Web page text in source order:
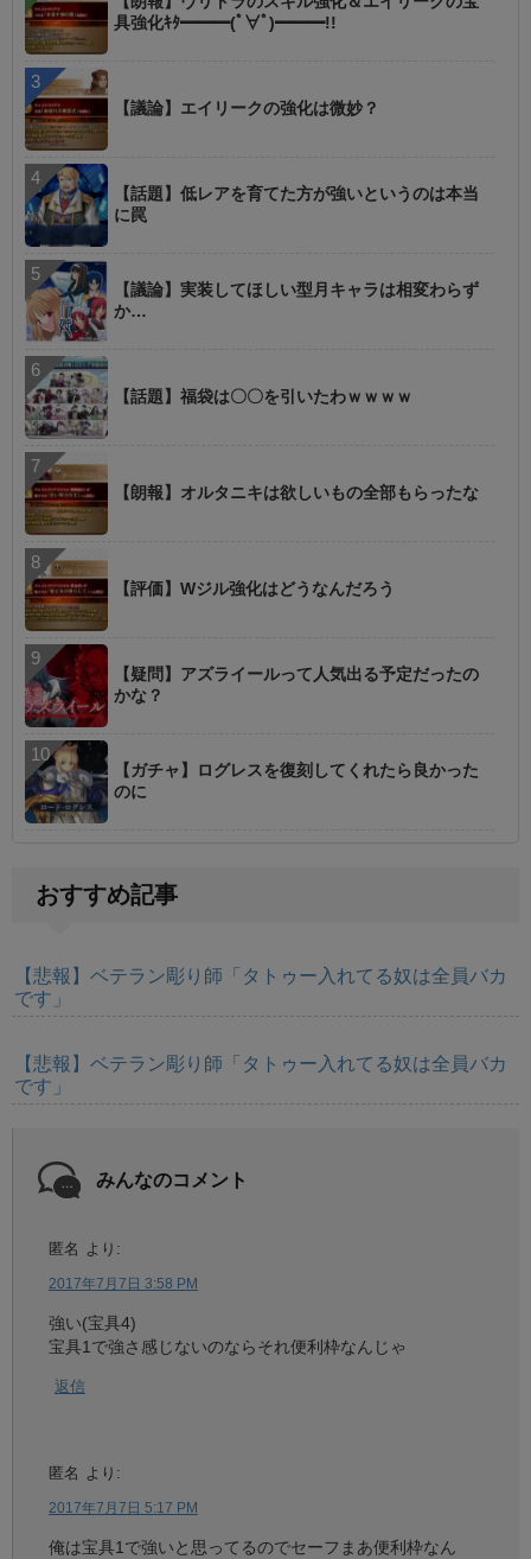
具強化ｷﾀ━━━(ﾟ∀ﾟ)━━━!!
【議論】エイリークの強化は微妙？
【話題】低レアを育てた方が強いというのは本当
に罠
【議論】実装してほしい型月キャラは相変わらず
か…
【話題】福袋は〇〇を引いたわｗｗｗｗ
【朗報】オルタニキは欲しいもの全部もらったな
【評価】Wジル強化はどうなんだろう
【疑問】アズライールって人気出る予定だったの
かな？
【ガチャ】ログレスを復刻してくれたら良かった
のに
おすすめ記事
【悲報】ベテラン彫り師「タトゥー入れてる奴は全員バカ
です」
【悲報】ベテラン彫り師「タトゥー入れてる奴は全員バカ
です」
みんなのコメント
匿名 より:
2017年7月7日 3:58 PM
強い(宝具4)
宝具1で強さ感じないのならそれ便利枠なんじゃ
返信
匿名 より:
2017年7月7日 5:17 PM
俺は宝具1で強いと思ってるのでセーフまあ便利枠なん